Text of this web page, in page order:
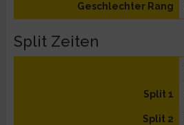
Geschlechter Rang
Split Zeiten
Split 1
Split 2